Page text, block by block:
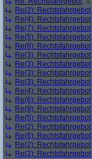
Re(2): Rechtsfahrgebot
Re(4): Rechtsfahrgebot
Re(7): Rechtsfahrgebot
Re(5): Rechtsfahrgebot
Re(8): Rechtsfahrgebot
Re(3): Rechtsfahrgebot
Re(3): Rechtsfahrgebot
Re(3): Rechtsfahrgebot
Re(3): Rechtsfahrgebot
Re(4): Rechtsfahrgebot
Re(6): Rechtsfahrgebot
Re(9): Rechtsfahrgebot
Re(5): Rechtsfahrgebot
Re(2): Rechtsfahrgebot
Re(6): Rechtsfahrgebot
Re(2): Rechtsfahrgebot
Re(2): Rechtsfahrgebot